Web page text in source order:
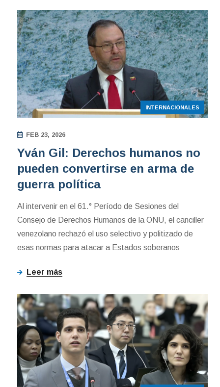
INTERNACIONALES
FEB 23, 2026
Yván Gil: Derechos humanos no
pueden convertirse en arma de
guerra política
Al intervenir en el 61.° Período de Sesiones del
Consejo de Derechos Humanos de la ONU, el canciller
venezolano rechazó el uso selectivo y politizado de
esas normas para atacar a Estados soberanos
Leer más